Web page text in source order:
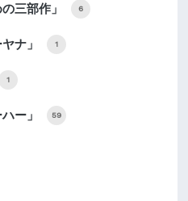
三部作」 6
ナ」 1
1
ー」 59